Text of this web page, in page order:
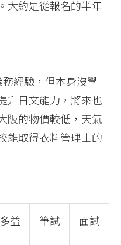
大約是從報名的半年
經驗，但本身沒學
升日文能力，將來也
阪的物價較低，天氣
能取得衣料管理士的
多益 筆試 面試